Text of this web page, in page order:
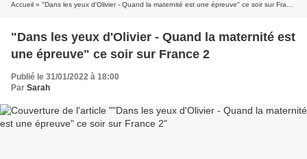
Accueil » "Dans les yeux d'Olivier - Quand la maternité est une épreuve" ce soir sur France 2
"Dans les yeux d'Olivier - Quand la maternité est
une épreuve" ce soir sur France 2
Publié le 31/01/2022 à 18:00
Par Sarah